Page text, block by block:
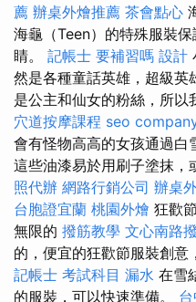
薦 辦桌外燴推薦 茶會點心
海龜（Teen）的特殊服裝
睛。 記帳士 要補習嗎 設計
然是各種童話英雄，超級英
是公主和仙女的粉絲，所以
穴道按摩課程 seo
會有怪物高高的女孩通過白
這些油漆易於用刷子塗抹，
照代辦 網路行銷公司 辦桌
台胞證宜蘭 桃園外燴 狂歡
無限的 撥筋教學 文心南路
的，便宜的狂歡節服裝創意
記帳士 考試科目 漏水 在雪
的服裝，可以快速準備。